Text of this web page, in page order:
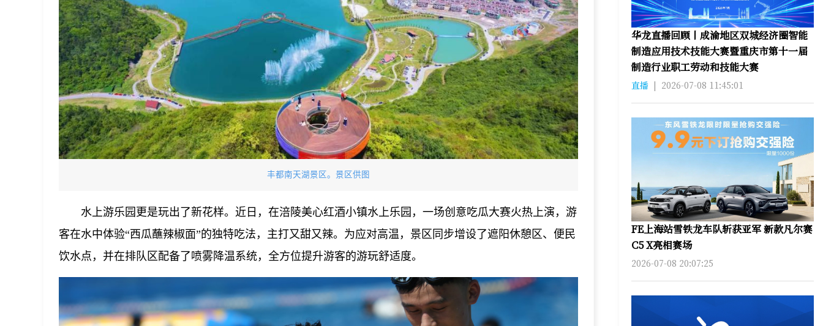
丰都南天湖景区。景区供图
水上游乐园更是玩出了新花样。近日，在涪陵美心红酒小镇水上乐园，一场创意吃瓜大赛火热上演，游
客在水中体验“西瓜蘸辣椒面”的独特吃法，主打又甜又辣。为应对高温，景区同步增设了遮阳休憩区、便民
饮水点，并在排队区配备了喷雾降温系统，全方位提升游客的游玩舒适度。
华龙直播回顾丨成渝地区双城经济圈智能
制造应用技术技能大赛暨重庆市第十一届
制造行业职工劳动和技能大赛
直播 | 2026-07-08 11:45:01
FE上海站雪铁龙车队斩获亚军 新款凡尔赛
C5 X亮相赛场
2026-07-08 20:07:25